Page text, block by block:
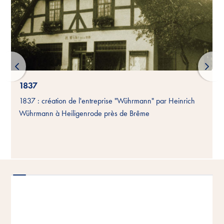
1837
1837 : création de l'entreprise "Wührmann" par Heinrich
Wührmann à Heiligenrode près de Brême